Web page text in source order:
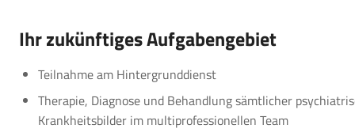
Ihr zukünftiges Aufgabengebiet
Teilnahme am Hintergrund­dienst
Therapie, Diagnose und Behandlung sämt­licher
Krankheits­bilder im multi­professionellen Team